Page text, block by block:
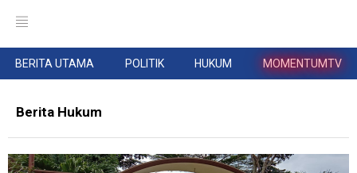
BERITA UTAMA POLITIK HUKUM MOMENTUMTV
Berita Hukum